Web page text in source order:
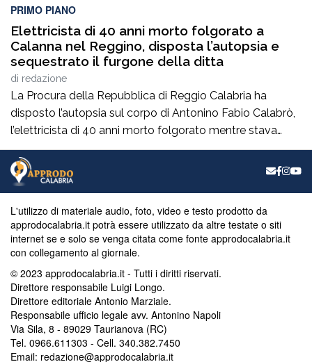
PRIMO PIANO
Elettricista di 40 anni morto folgorato a
Calanna nel Reggino, disposta l’autopsia e
sequestrato il furgone della ditta
di redazione
La Procura della Repubblica di Reggio Calabria ha
disposto l’autopsia sul corpo di Antonino Fabio Calabrò,
l’elettricista di 40 anni morto folgorato mentre stava
lavorando al montaggio delle luminarie nel comune
di Calanna. Le indagini, coordinate dalla Procura guidata
da Giuseppe Borrelli, sono affidate ai carabinieri, che
ditta privata per la quale lavorava […]
L'utilizzo di materiale audio, foto, video e testo prodotto da
approdocalabria.it potrà essere utilizzato da altre testate o siti
internet se e solo se venga citata come fonte approdocalabria.it
con collegamento al giornale.
© 2023 approdocalabria.it - Tutti i diritti riservati.
Direttore responsabile Luigi Longo.
Direttore editoriale Antonio Marziale.
Responsabile ufficio legale avv. Antonino Napoli
Via Sila, 8 - 89029 Taurianova (RC)
Tel. 0966.611303 - Cell. 340.382.7450
Email: redazione@approdocalabria.it